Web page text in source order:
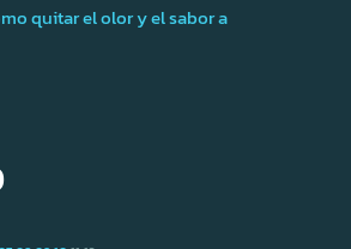
quitar el olor y el sabor a